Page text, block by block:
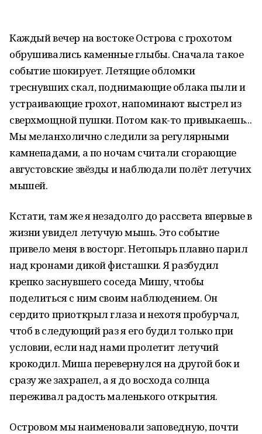
Каждый вечер на востоке Острова с грохотом
обрушивались каменные глыбы. Сначала такое
событие шокирует. Летящие обломки
треснувших скал, поднимающие облака пыли и
устраивающие грохот, напоминают выстрел из
сверхмощной пушки. Потом как-то привыкаешь...
Мы меланхолично следили за регулярными
камнепадами, а по ночам считали сгорающие
августовские звёзды и наблюдали полёт летучих
мышей.
Кстати, там же я незадолго до рассвета впервые в
жизни увидел летучую мышь. Это событие
привело меня в восторг. Нетопырь плавно парил
над кронами дикой фисташки. Я разбудил
крепко заснувшего соседа Мишу, чтобы
поделиться с ним своим наблюдением. Он
сердито приоткрыл глаза и нехотя пробурчал,
чтоб в следующий раз я его будил только при
условии, если над нами пролетит летучий
крокодил. Миша перевернулся на другой бок и
сразу же захрапел, а я до восхода солнца
переживал радость маленького открытия.
Островом мы наименовали заповедную, почти